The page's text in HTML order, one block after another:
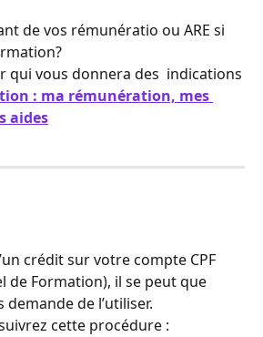
de vos rémunératio ou ARE si
qui vous donnera des  indications
: ma rémunération, mes
aides
crédit sur votre compte CPF
de Formation), il se peut que
demande de l’utiliser.
cette procédure :